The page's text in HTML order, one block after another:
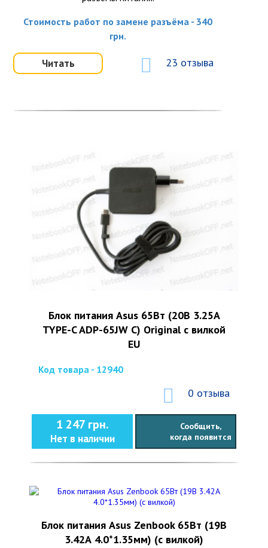
Стоимость работ по замене разъёма - 340
грн.
Читать 23 отзыва
Блок питания Asus 65Вт (20В 3.25А
TYPE-C ADP-65JW C) Original с вилкой
EU
Код товара - 12940
0 отзыва
1 247 грн.
Нет в наличии
Сообщить,
когда появится
Блок питания Asus Zenbook 65Вт (19В
3.42А 4.0*1.35мм) (с вилкой)